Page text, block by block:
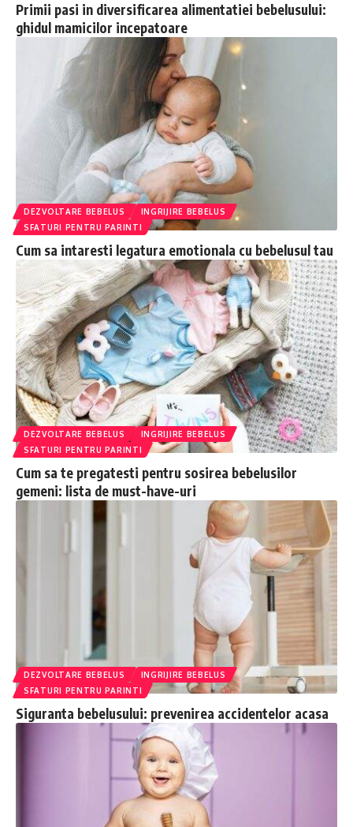
Primii pasi in diversificarea alimentatiei bebelusului:
ghidul mamicilor incepatoare
DEZVOLTARE BEBELUS
INGRIJIRE BEBELUS
SFATURI PENTRU PARINTI
Cum sa intaresti legatura emotionala cu bebelusul tau
DEZVOLTARE BEBELUS
INGRIJIRE BEBELUS
SFATURI PENTRU PARINTI
Cum sa te pregatesti pentru sosirea bebelusilor
gemeni: lista de must-have-uri
DEZVOLTARE BEBELUS
INGRIJIRE BEBELUS
SFATURI PENTRU PARINTI
Siguranta bebelusului: prevenirea accidentelor acasa